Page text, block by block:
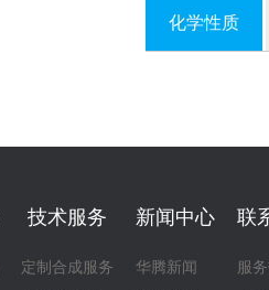
化学性质
技术服务
定制合成服务
新闻中心
华腾新闻
联
服